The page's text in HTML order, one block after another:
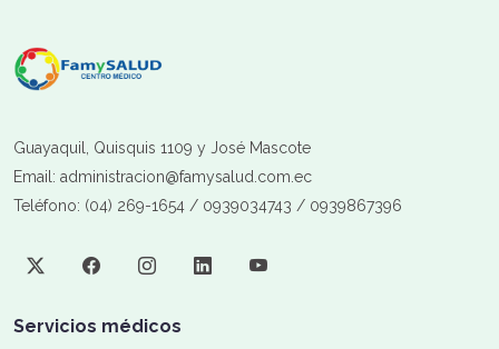
Guayaquil, Quisquis 1109 y José Mascote
Email: administracion@famysalud.com.ec
Teléfono: (04) 269-1654 / 0939034743 / 0939867396
Servicios médicos